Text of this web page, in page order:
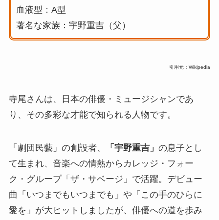
血液型：A型
著名な家族：宇野重吉（父）
引用元：Wikipedia
寺尾さんは、日本の俳優・ミュージシャンであ
り、その多彩な才能で知られる人物です。
「劇団民藝」の創設者、 「 宇野重吉」 の息子とし
て生まれ、音楽への情熱からカレッジ・フォー
ク・グループ「ザ・サベージ」で活躍。デビュー
曲「いつまでもいつまでも」や「この手のひらに
愛を」が大ヒットしましたが、俳優への道を歩み